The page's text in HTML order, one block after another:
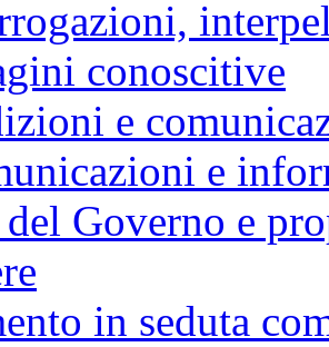
conoscitive
e
e
Governo e
in seduta